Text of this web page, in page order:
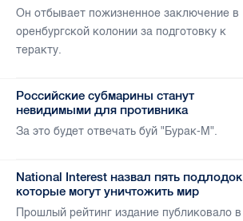
Он отбывает пожизненное заключение в
оренбургской колонии за подготовку к
теракту.
Российские субмарины станут
невидимыми для противника
За это будет отвечать буй "Бурак-М".
National Interest назвал пять
которые могут уничтожить мир
Прошлый рейтинг издание публиковало в